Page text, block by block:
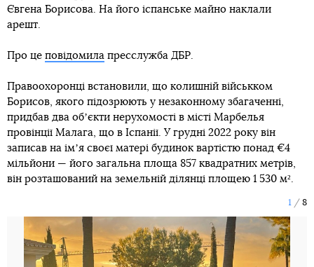
Євгена Борисова. На його іспанське майно наклали
арешт.
Про це повідомила пресслужба ДБР.
Правоохоронці встановили, що колишній військком
Борисов, якого підозрюють у незаконному збагаченні,
придбав два обʼєкти нерухомості в місті Марбелья
провінції Малага, що в Іспанії. У грудні 2022 року він
записав на імʼя своєї матері будинок вартістю понад €4
мільйони — його загальна площа 857 квадратних метрів,
він розташований на земельній ділянці площею 1 530 м².
1 8